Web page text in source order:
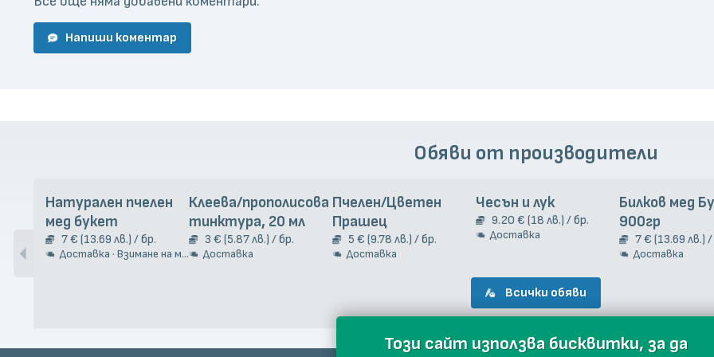
Напиши коментар
Обяви от производители
Натурален пчелен
мед букет
7 € (13.69 лв.) / бр.
Доставка · Взимане на място
Клеева/прополисова
тинктура, 20 мл
3 € (5.87 лв.) / бр.
Доставка
Пчелен/Цветен
Прашец
5 € (9.78 лв.) / бр.
Доставка
Чесън и лук
9.20 € (18 лв.) / бр.
Доставка
Билков мед
900гр
7 € (13.69 лв.) /
Доставка
Всички обяви
Този сайт използва бисквитки, за да